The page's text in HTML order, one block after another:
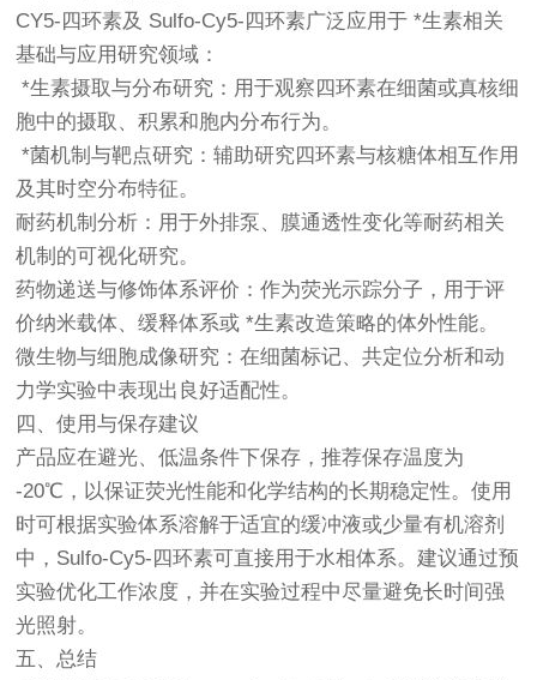
CY5-四环素及 Sulfo-Cy5-四环素广泛应用于 *生素相关
基础与应用研究领域：
*生素摄取与分布研究：用于观察四环素在细菌或真核细
胞中的摄取、积累和胞内分布行为。
*菌机制与靶点研究：辅助研究四环素与核糖体相互作用
及其时空分布特征。
耐药机制分析：用于外排泵、膜通透性变化等耐药相关
机制的可视化研究。
药物递送与修饰体系评价：作为荧光示踪分子，用于评
价纳米载体、缓释体系或 *生素改造策略的体外性能。
微生物与细胞成像研究：在细菌标记、共定位分析和动
力学实验中表现出良好适配性。
四、使用与保存建议
产品应在避光、低温条件下保存，推荐保存温度为
-20℃，以保证荧光性能和化学结构的长期稳定性。使用
时可根据实验体系溶解于适宜的缓冲液或少量有机溶剂
中，Sulfo-Cy5-四环素可直接用于水相体系。建议通过预
实验优化工作浓度，并在实验过程中尽量避免长时间强
光照射。
五、总结